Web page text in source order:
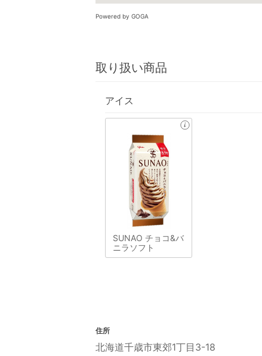
Powered by GOGA
取り扱い商品
アイス
SUNAO チョコ&バ
ニラソフト
住所
北海道千歳市東郊1丁目3-18